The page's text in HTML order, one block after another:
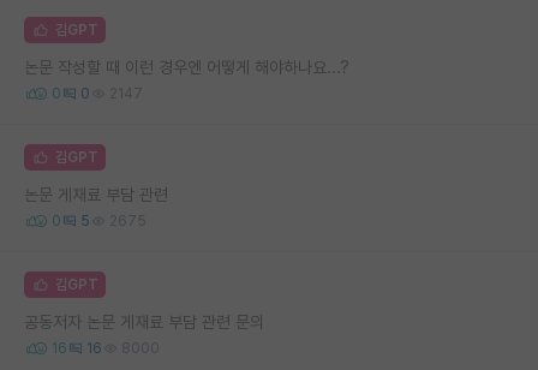
김GPT
논문 작성할 때 이런 경우엔 어떻게 해야하나요...?
0 0 2147
김GPT
논문 게재료 부담 관련
0 5 2675
김GPT
공동저자 논문 게재료 부담 관련 문의
16 16 8000